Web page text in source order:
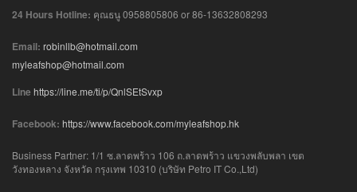
24 Hours Hotline: คุณธนู 0958805806 or 86-13632808293
Email: robinllb@hotmail.com
myleafshop@hotmail.com
Line https://line.me/ti/p/QnlSEtSvxp
Facebook: https://www.facebook.com/myleafshop.hk
Business Partner: 1/1 ซ.ลาดพร้าว 106 ถ.ลาดพร้าว แขวงพลับพลา เขต
วังทองหลาง จังหวัด กรุงเทพ 10310 (บริษัท Petro IT Co.,Ltd)